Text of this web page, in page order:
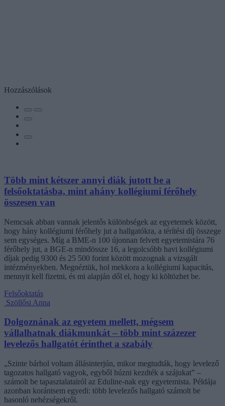
Hozzászólások
Több mint kétszer annyi diák jutott be a
felsőoktatásba, mint ahány kollégiumi férőhely
összesen van
Nemcsak abban vannak jelentős különbségek az egyetemek között,
hogy hány kollégiumi férőhely jut a hallgatókra, a térítési díj összege
sem egységes. Míg a BME-n 100 újonnan felvett egyetemistára 76
férőhely jut, a BGE-n mindössze 16, a legolcsóbb havi kollégiumi
díjak pedig 9300 és 25 500 forint között mozognak a vizsgált
intézményekben. Megnéztük, hol mekkora a kollégiumi kapacitás,
mennyit kell fizetni, és mi alapján dől el, hogy ki költözhet be.
Felsőoktatás
Szöllősi Anna
Dolgoznának az egyetem mellett, mégsem
vállalhatnak diákmunkát – több mint százezer
levelezős hallgatót érinthet a szabály
„Szinte bárhol voltam állásinterjún, mikor megtudták, hogy levelező
tagozatos hallgató vagyok, egyből húzni kezdték a szájukat” –
számolt be tapasztalatairól az Eduline-nak egy egyetemista. Példája
azonban korántsem egyedi: több levelezős hallgató számolt be
hasonló nehézségekről.